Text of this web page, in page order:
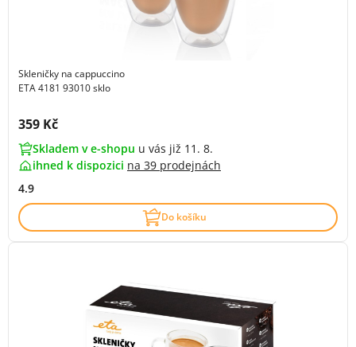
Skleničky na cappuccino
ETA 4181 93010 sklo
Cena s DPH:
359 Kč
Skladem v e-shopu u vás již 11. 8.
ihned k dispozici na 39 prodejnách
4.9
Do košíku